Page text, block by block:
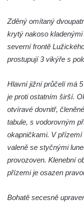
Rumburku
Dům čp. 105/10 na
Rumburku
Dům čp. 101/6 na
Rumburku
Dům čp. 104/9 na
Rumburku
Dům čp. 102/7 na
Rumburku
Dům čp. 99/4 na
Zděný omítaný
krytý nakoso
severní frontě
prostupují 3 vikýře s
Hlavní jižní průčelí má
je proti ostatním širší.
otvíravé dovnitř,
tabule, s vodorovným
okapničkami. V
valeně se styčnými
provozoven. Klenební
přízemi je osazen
Bohatě secesně